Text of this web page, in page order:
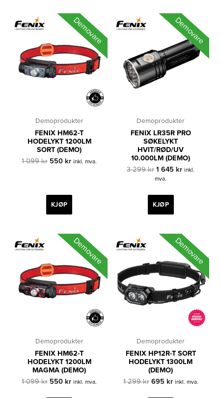
Demovare
Demoprodukter
FENIX HM62-T
HODELYKT 1200LM
SORT (DEMO)
1 099kr Opprinnelig
099 kr.
550 krNåværende
inkl. mva.
KJØP
Demovare
Demoprodukter
FENIX LR35R PRO
SØKELYKT
HVIT/RØD/UV
10.000LM (DEMO)
3 299kr Opprinnelig
pris
3
299 kr.
1 645 krNåværende
inkl.
mva.
KJØP
Demovare
Demoprodukter
FENIX HM62-T
HODELYKT 1200LM
MAGMA (DEMO)
1 099kr Opprinnelig
550 krNåværende
inkl. mva.
Demovare
Demoprodukter
FENIX HP12R-T SORT
HODELYKT 1300LM
(DEMO)
1 299kr Opprinnelig
695 krNåværende
inkl. mva.